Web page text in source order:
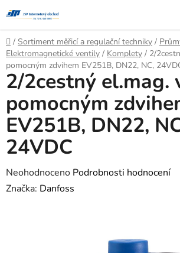
na
obsah
Domů
/ Sortiment měřicí a regulační techniky /
Elektromagnetické ventily / Komplety / 2/
pomocným zdvihem EV251B, DN22, NC,
2/2cestný el.mag.
pomocným
EV251B, DN22,
24VDC
Průměrné
hodnocení
Neohodnoceno Podrobnosti hodnocení
Značka: Danfoss